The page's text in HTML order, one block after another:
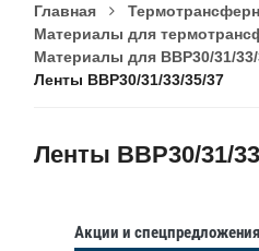
Главная
Материалы для
Материалы для BBP30/31/
Ленты BBP30/31/33/35/37
Ленты BBP30/31/
Акции и спецпредложения